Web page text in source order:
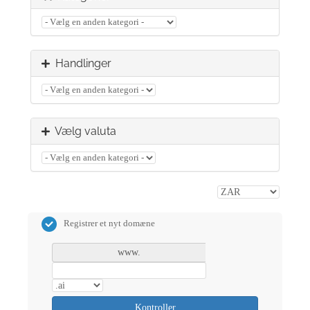
Handlinger
Vælg valuta
Registrer et nyt domæne
www.
Kontroller